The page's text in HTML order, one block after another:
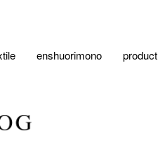
enshuorimono product